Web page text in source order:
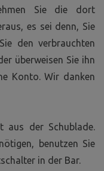
Sie die dort
es sei denn, Sie
den verbrauchten
überweisen Sie ihn
Konto. Wir danken
aus der Schublade.
benutzen Sie
in der Bar.